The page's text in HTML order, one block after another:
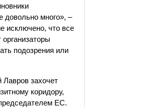
довольно много», –
исключено, что все
подозрения или
Лавров захочет
коридору,
ЕС.